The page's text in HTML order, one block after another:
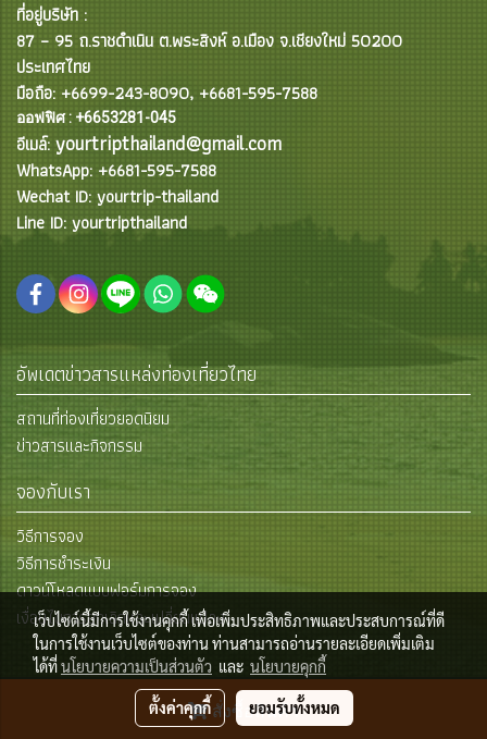
สั่งซื้อสินค้า
ที่อยู่บริษัท :
87 – 95 ถ.ราชดำเนิน ต.พระสิงห์ อ.เมือง จ.เชียงใหม่ 50200
ประเทศไทย
มือถือ: +6699-243-8090, +6681-595-7588
ออฟฟิศ : +6653281-045
อีเมล์: yourtripthailand@gmail.com
WhatsApp: +6681-595-7588
Wechat ID: yourtrip-thailand
Line ID: yourtripthailand
อัพเดตข่าวสารแหล่งท่องเที่ยวไทย
สถานที่ท่องเที่ยวยอดนิยม
ข่าวสารและกิจกรรม
จองกับเรา
วิธีการจอง
วิธีการชำระเงิน
ดาวน์โหลดแบบฟอร์มการจอง
เงื่อนไขการยกเลิกและเปลี่ยนแปลง
© Copyright 2015 All Rights Reserved
เว็บไซต์นี้มีการใช้งานคุกกี้ เพื่อเพิ่มประสิทธิภาพและประสบการณ์ที่ดี
ในการใช้งานเว็บไซต์ของท่าน ท่านสามารถอ่านรายละเอียดเพิ่มเติม
ได้ที่นโยบายความเป็นส่วนตัว และ นโยบายคุกกี้
ตั้งค่าคุกกี้ ยอมรับทั้งหมด